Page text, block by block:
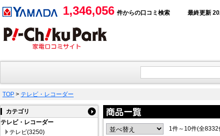
1,346,056 件からの口コミ検索 最終更新
TOP > テレビ・レコーダー
カテゴリ
テレビ・レコーダー
テレビ(3250)
1件～10件(全